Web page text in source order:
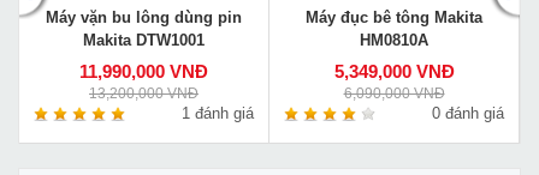
Máy vặn bu lông dùng pin
Makita DTW1001
11,990,000 VNĐ
13,200,000 VNĐ
1 đánh giá
Máy đục bê tông Makita
HM0810A
5,349,000 VNĐ
6,090,000 VNĐ
0 đánh giá